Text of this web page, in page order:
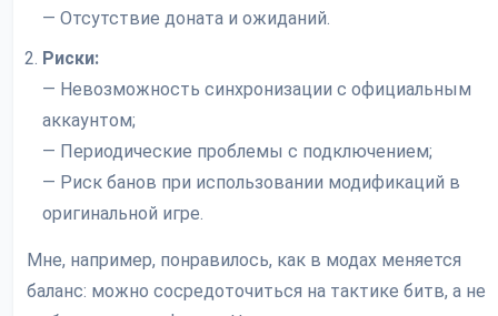
— Отсутствие доната и ожиданий.
Риски:
— Невозможность синхронизации с официальным
аккаунтом;
— Периодические проблемы с подключением;
— Риск банов при использовании модификаций в
оригинальной игре.
Мне, например, понравилось, как в модах меняется
баланс: можно сосредоточиться на тактике битв, а не